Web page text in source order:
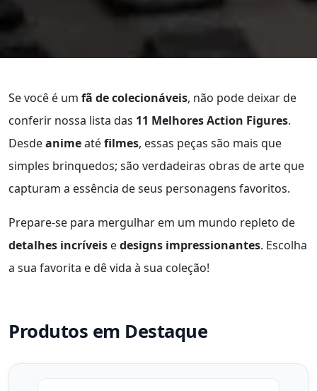
Se você é um fã de colecionáveis, não pode deixar de
conferir nossa lista das 11 Melhores Action Figures.
Desdeanimeatéfilmes, essas peças são mais que
simples brinquedos; são verdadeiras obras de arte que
capturam a essência de seus personagens favoritos.
Prepare-se para mergulhar em um mundo repleto de
detalhes incríveis edesigns impressionantes. Escolha
a sua favorita e dê vida à sua coleção!
Produtos em Destaque